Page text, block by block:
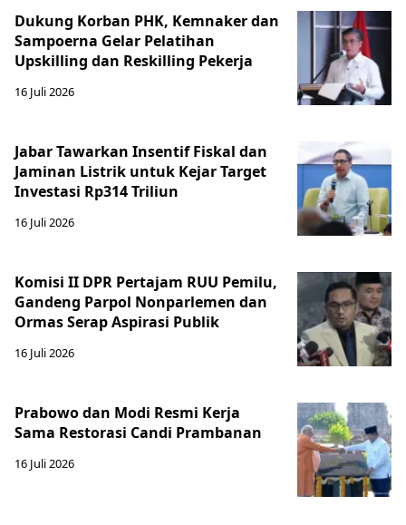
Dukung Korban PHK, Kemnaker dan
Sampoerna Gelar Pelatihan
Upskilling dan Reskilling Pekerja
16 Juli 2026
Jabar Tawarkan Insentif Fiskal dan
Jaminan Listrik untuk Kejar Target
Investasi Rp314 Triliun
16 Juli 2026
Komisi II DPR Pertajam RUU Pemilu,
Gandeng Parpol Nonparlemen dan
Ormas Serap Aspirasi Publik
16 Juli 2026
Prabowo dan Modi Resmi Kerja
Sama Restorasi Candi Prambanan
16 Juli 2026